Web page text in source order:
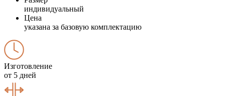
индивидуальный
Цена
указана за базовую комплектацию
Изготовление
от 5 дней